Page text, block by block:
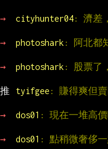
→ cityhunter04: 濟差
→ photoshark : 阿北都
→ photoshark : 股票了
推 tyifgee: 賺得爽但賣
→ dos01 : 現在一堆高
→ dos01 : 點稍微奢侈